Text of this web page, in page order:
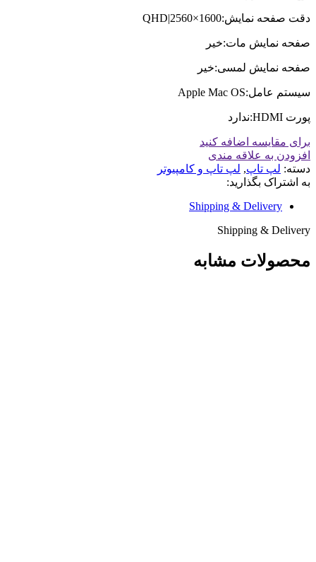
دقت صفحه نمایش:QHD|2560×1600
صفحه نمایش مات:خیر
صفحه نمایش لمسی:خیر
سیستم عامل:Apple Mac OS
پورت HDMI:ندارد
برای مقایسه اضافه کنید
افزودن به علاقه مندی
دسته: لپ تاپ, لپ تاپ و کامپیوتر
به اشتراک بگذارید:
Shipping & Delivery
Shipping & Delivery
محصولات مشابه